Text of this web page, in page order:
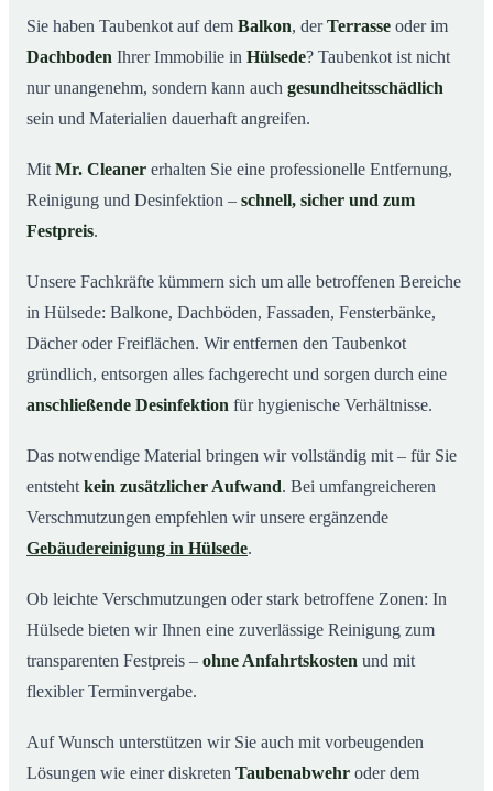
Taubenkot entfernen in Hülsede & Umgebung
05Jetzt Angebot für die Taubenkot-Entfernung in Hülsede
06So wird Taubenkot in Hülsede professionell entfernt
Sie haben Taubenkot auf dem Balkon, derTerrasse oder im
Dachboden Ihrer Immobilie in Hülsede? Taubenkot ist nicht
nur unangenehm, sondern kann auch gesundheitsschädlich
sein und Materialien dauerhaft angreifen.
Mit Mr. Cleaner erhalten Sie eine professionelle Entfernung,
Reinigung und Desinfektion – schnell, sicher und zum
Festpreis.
Unsere Fachkräfte kümmern sich um alle betroffenen Bereiche
in Hülsede: Balkone, Dachböden, Fassaden, Fensterbänke,
Dächer oder Freiflächen. Wir entfernen den Taubenkot
gründlich, entsorgen alles fachgerecht und sorgen durch eine
anschließende Desinfektion für hygienische Verhältnisse.
Das notwendige Material bringen wir vollständig mit – für Sie
entsteht kein zusätzlicher Aufwand. Bei umfangreicheren
Verschmutzungen empfehlen wir unsere ergänzende
Gebäudereinigung in Hülsede.
Ob leichte Verschmutzungen oder stark betroffene Zonen: In
Hülsede bieten wir Ihnen eine zuverlässige Reinigung zum
transparenten Festpreis – ohne Anfahrtskosten und mit
flexibler Terminvergabe.
Auf Wunsch unterstützen wir Sie auch mit vorbeugenden
Lösungen wie einer diskreten Taubenabwehr oder dem